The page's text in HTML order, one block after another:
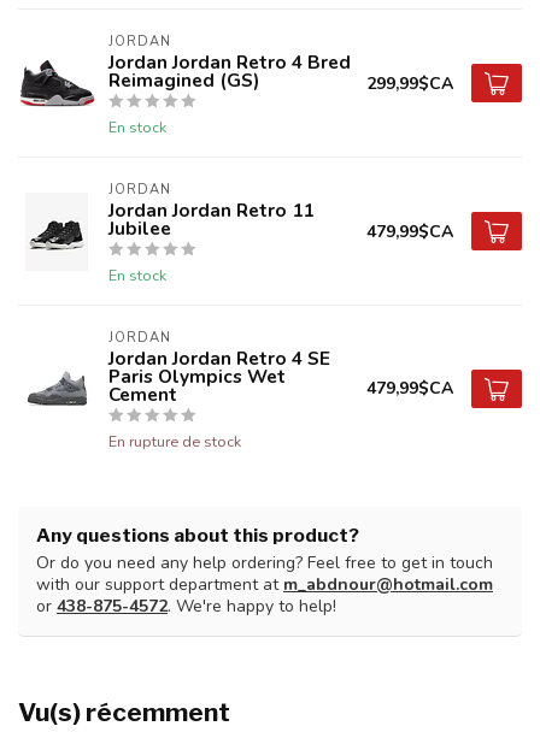
JORDAN
Jordan Jordan Retro 4 Bred
Reimagined (GS)
En stock
299,99$CA
JORDAN
Jordan Jordan Retro 11
Jubilee
En stock
479,99$CA
JORDAN
Jordan Jordan Retro 4 SE
Paris Olympics Wet
Cement
En rupture de stock
479,99$CA
Any questions about this product?
Or do you need any help ordering? Feel free to get in touch
with our support department at m_abdnour@hotmail.com
or 438-875-4572. We're happy to help!
Vu(s) récemment